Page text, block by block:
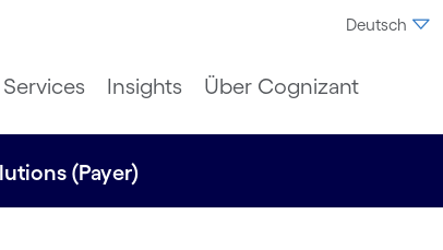
Deutsch
Services Insights Über Cognizant
(Payer)